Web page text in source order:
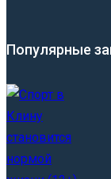
Популярные